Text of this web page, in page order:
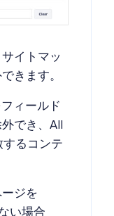
イトマッ
きます。
ィールド
でき、All
するコンテ
ジを
い場合